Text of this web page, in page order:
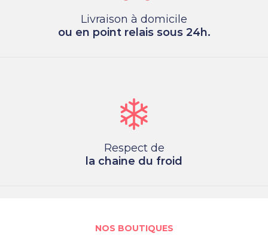
Livraison à domicile
ou en point relais sous 24h.
Respect de
la chaine du froid
NOS BOUTIQUES